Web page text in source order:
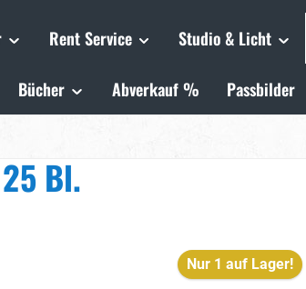
Rent Service Studio & Licht
Bücher Abverkauf % Passbilder
Bl.
Nur 1 auf Lager!